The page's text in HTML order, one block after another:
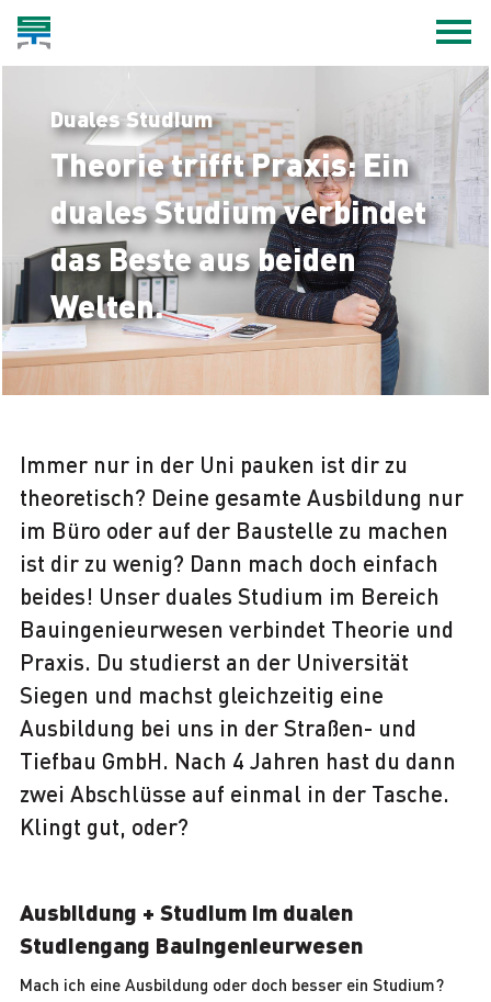
Duales Studium
Theorie trifft Praxis: Ein
duales Studium verbindet
das Beste aus beiden
Welten.
Immer nur in der Uni pauken ist dir zu
theoretisch? Deine gesamte Ausbildung nur
im Büro oder auf der Baustelle zu machen
ist dir zu wenig? Dann mach doch einfach
beides! Unser duales Studium im Bereich
Bauingenieurwesen verbindet Theorie und
Praxis. Du studierst an der Universität
Siegen und machst gleichzeitig eine
Ausbildung bei uns in der Straßen- und
Tiefbau GmbH. Nach 4 Jahren hast du dann
zwei Abschlüsse auf einmal in der Tasche.
Klingt gut, oder?
Ausbildung + Studium im dualen
Studiengang Bauingenieurwesen
Mach ich eine Ausbildung oder doch besser ein Studium?